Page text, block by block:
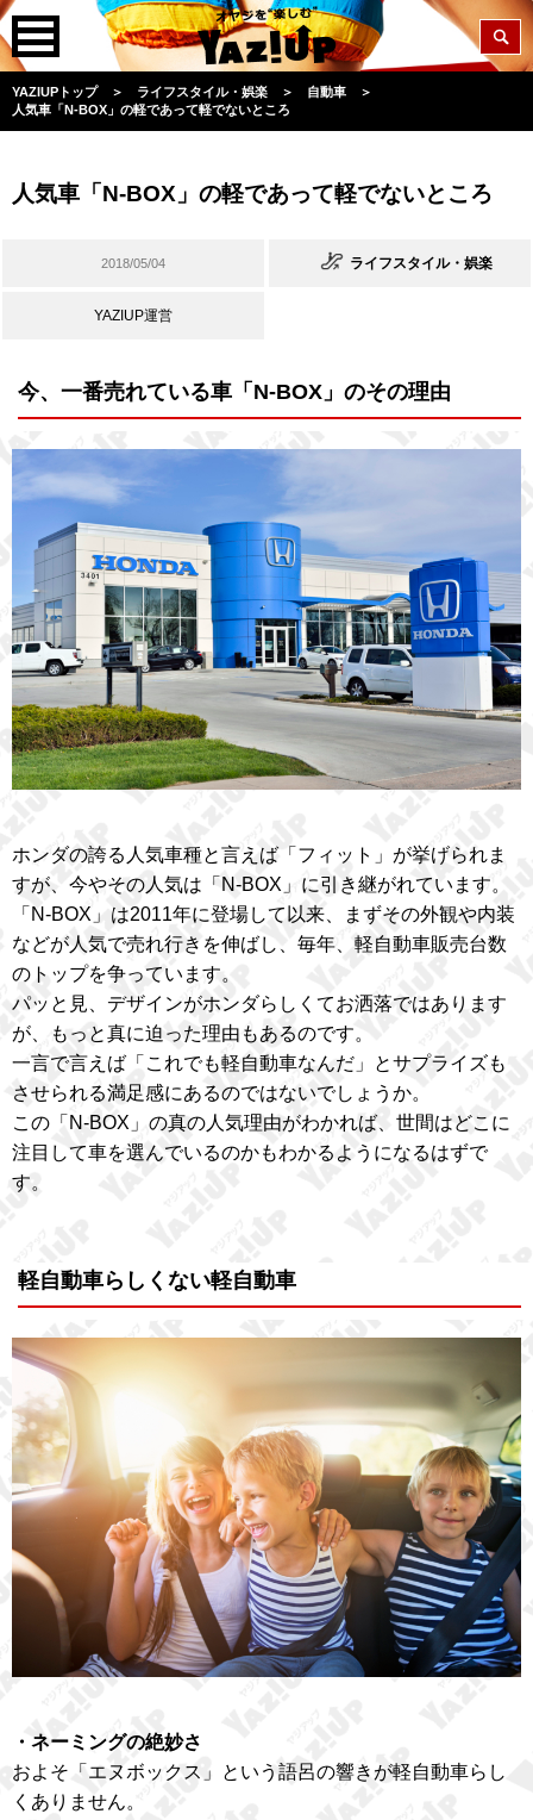
YAZIUPトップ ＞ ライフスタイル・娯楽 ＞ 自動車
＞
人気車「N-BOX」の軽であって軽でないところ
人気車「N-BOX」の軽であって軽でないところ
2018/05/04 ライフスタイル・娯楽
YAZIUP運営
今、一番売れている車「N-BOX」のその理由
ホンダの誇る人気車種と言えば「フィット」が挙げられま
すが、今やその人気は「N-BOX」に引き継がれています。
「N-BOX」は2011年に登場して以来、まずその外観や内装
などが人気で売れ行きを伸ばし、毎年、軽自動車販売台数
のトップを争っています。
パッと見、デザインがホンダらしくてお洒落ではあります
が、もっと真に迫った理由もあるのです。
一言で言えば「これでも軽自動車なんだ」とサプライズも
させられる満足感にあるのではないでしょうか。
この「N-BOX」の真の人気理由がわかれば、世間はどこに
注目して車を選んでいるのかもわかるようになるはずで
す。
軽自動車らしくない軽自動車
・ネーミングの絶妙さ
およそ「エヌボックス」という語呂の響きが軽自動車らし
くありません。